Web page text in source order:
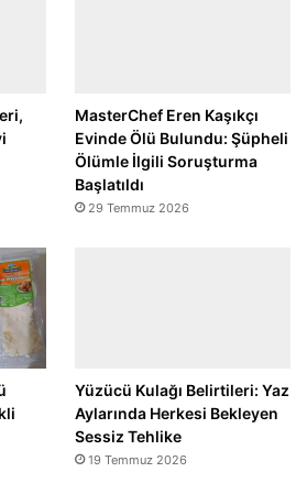
MasterChef Eren Kaşıkçı
Evinde Ölü Bulundu: Şüpheli
Ölümle İlgili Soruşturma
Başlatıldı
29 Temmuz 2026
Yüzücü Kulağı Belirtileri: Yaz
Aylarında Herkesi Bekleyen
Sessiz Tehlike
19 Temmuz 2026